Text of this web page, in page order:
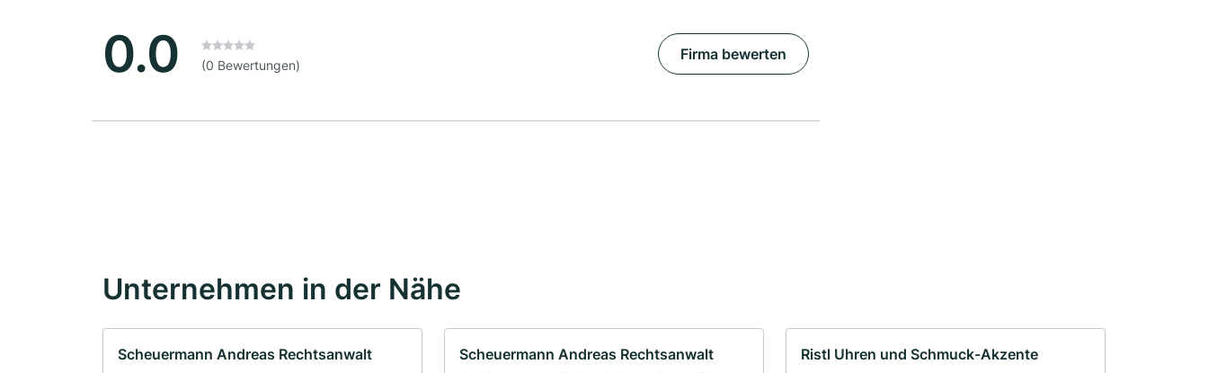
0.0 (0 Bewertungen)
Firma bewerten
Unternehmen in der Nähe
Scheuermann Andreas Rechtsanwalt Scheuermann Andreas Rechtsanwalt Ristl Uhren und Schmuck-Akzente